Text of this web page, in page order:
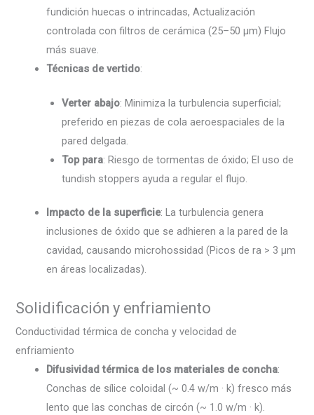
fundición huecas o intrincadas, Actualización
controlada con filtros de cerámica (25–50 µm) Flujo
más suave.
Técnicas de vertido:
Verter abajo: Minimiza la turbulencia superficial;
preferido en piezas de cola aeroespaciales de la
pared delgada.
Top para: Riesgo de tormentas de óxido; El uso de
tundish stoppers ayuda a regular el flujo.
Impacto de la superficie: La turbulencia genera
inclusiones de óxido que se adhieren a la pared de la
cavidad, causando microhossidad (Picos de ra > 3 µm
en áreas localizadas).
Solidificación y enfriamiento
Conductividad térmica de concha y velocidad de
enfriamiento
Difusividad térmica de los materiales de concha:
Conchas de sílice coloidal (~ 0.4 w/m · k) fresco más
lento que las conchas de circón (~ 1.0 w/m · k).